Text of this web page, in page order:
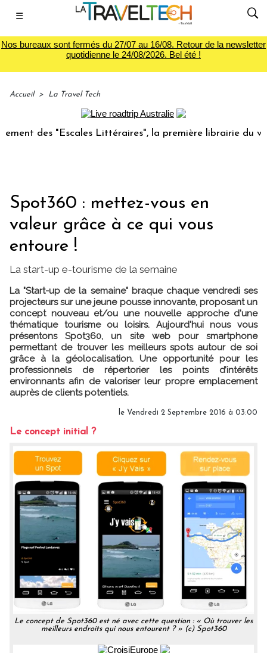
☰
Nos bureaux sont fermés du 27/07 au 16/08. Retour de la newsletter
quotidienne le 24/08/2026. Bel été !
Accueil > La Travel Tech
"Escales Littéraires", la première librairie du voyage
Spot360 : mettez-vous en
valeur grâce à ce qui vous
entoure !
La start-up e-tourisme de la semaine
La "Start-up de la semaine" braque chaque vendredi ses
projecteurs sur une jeune pousse innovante, proposant un
concept nouveau et/ou une nouvelle approche d'une
thématique tourisme ou loisirs. Aujourd'hui nous vous
présentons Spot360, un site web pour smartphone
permettant de trouver les meilleurs spots autour de soi
grâce à la géolocalisation. Une opportunité pour les
professionnels de répertorier les points d’intérêts
environnants afin de valoriser leur propre emplacement
auprès de clients potentiels.
le Vendredi 2 Septembre 2016 à 03:00
Le concept initial ?
Le concept de Spot360 est né avec cette question : « Où trouver les
meilleurs endroits qui nous entourent ? » (c) Spot360